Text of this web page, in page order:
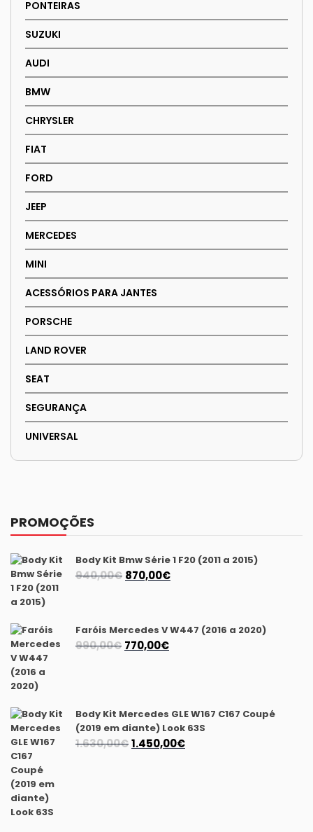
PONTEIRAS
SUZUKI
AUDI
BMW
CHRYSLER
FIAT
FORD
JEEP
MERCEDES
MINI
ACESSÓRIOS PARA JANTES
PORSCHE
LAND ROVER
SEAT
SEGURANÇA
UNIVERSAL
PROMOÇÕES
Body Kit Bmw Série 1 F20 (2011 a 2015)
940,00€ O
era:
940,00€.
870,00€O
é:
Faróis Mercedes V W447 (2016 a 2020)
990,00€ O
990,00€.
770,00€O
770,00€.
Body Kit Mercedes GLE W167 C167 Coupé
(2019 em diante) Look 63S
1.630,00€O
1.450,00€O